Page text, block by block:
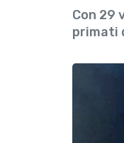
Con 29
primati